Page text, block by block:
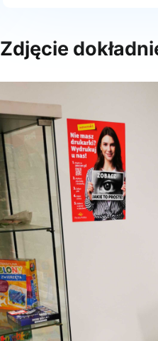
Zdjęcie